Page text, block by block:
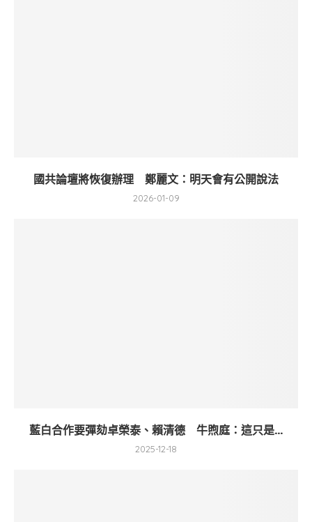
國共論壇將恢復辦理 鄭麗文：明天會有公開說法
2026-01-09
藍白合作要彈劾卓榮泰、賴清德 牛煦庭：這只是...
2025-12-18